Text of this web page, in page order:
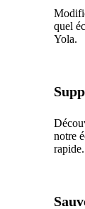
quel
Yola.
notre
rapide.